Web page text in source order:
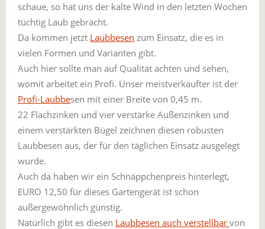
schaue, so hat uns der kalte Wind in den letzten Wochen
tüchtig Laub gebracht.
Da kommen jetzt Laubbesen zum Einsatz, die es in
vielen Formen und Varianten gibt.
Auch hier sollte man auf Qualität achten und sehen,
womit arbeitet ein Profi. Unser meistverkaufter ist der
Profi-Laubbesen mit einer Breite von 0,45 m.
22 Flachzinken und vier verstärke Außenzinken und
einem verstärkten Bügel zeichnen diesen robusten
Laubbesen aus, der für den täglichen Einsatz ausgelegt
wurde.
Auch da haben wir ein Schnäppchenpreis hinterlegt,
EURO 12,50 für dieses Gartengerät ist schon
außergewöhnlich günstig.
Natürlich gibt es diesen Laubbesen auch verstellbar von